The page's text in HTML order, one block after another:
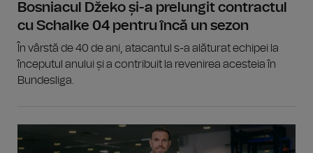
Bosniacul Džeko și-a prelungit contractul
cu Schalke 04 pentru încă un sezon
În vârstă de 40 de ani, atacantul s-a alăturat echipei la
începutul anului și a contribuit la revenirea acesteia în
Bundesliga.